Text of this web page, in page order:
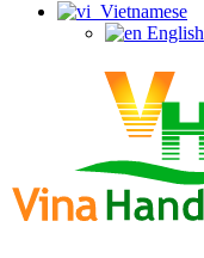
Vietnamese
English